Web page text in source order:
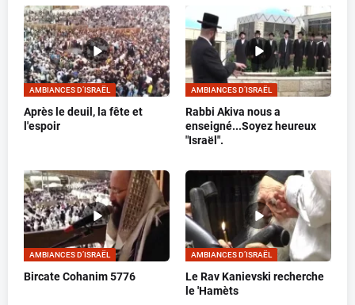
AMBIANCES D’ISRAËL
Après le deuil, la fête et
l'espoir
AMBIANCES D’ISRAËL
Rabbi Akiva nous a
enseigné...Soyez heureux
"Israël".
AMBIANCES D’ISRAËL
Bircate Cohanim 5776
AMBIANCES D’ISRAËL
Le Rav Kanievski recherche
le 'Hamèts